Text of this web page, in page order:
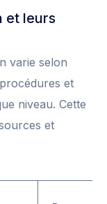
et leurs
varie selon
et
niveau. Cette
et